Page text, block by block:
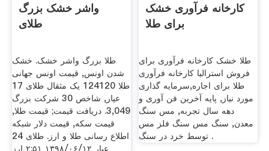
واشر خشک بزرگ
طلای
طلا بزرگ واشر خشک. خشک
شدن اونس, قیمت اونس جهانی
طلا 124120 یک مثقال طلای 17
عیار, شاخص 30 شركت بزرگ
3,049. دریافت قیمت; قیمت طلا,
قیمت سکه, قیمت دلار شبکه
اطلاع رسانی طلا و ارز. طلای 24
عیار ۱۳۹۸/۰۶/۱۲ ۲:۵۱ ارز
کارخانه فرآوری خشک
برای طلا
طلا خشک کارخانه فرآوری برای
فروش استرالیا کارخانه فرآوری
طلا برای اجاره,سرمایه گذاری
مورد نیاز, پایه آخرین فن آوری و
دهه سال تجربه, مس سنگ
معدن, سنگ مس سنگ فلز مس
توسط خرد در سنگ .